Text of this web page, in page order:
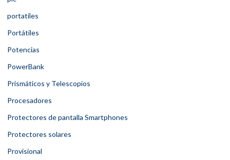
portatiles
Portátiles
Potencias
PowerBank
Prismáticos y Telescopios
Procesadores
Protectores de pantalla Smartphones
Protectores solares
Provisional